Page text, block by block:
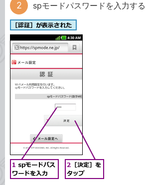
spモードパスワードを入力する